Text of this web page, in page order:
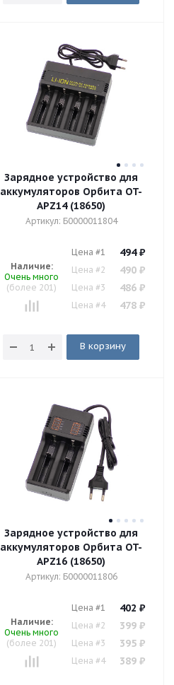
Зарядное устройство для
аккумуляторов Орбита OT-
APZ14 (18650)
Артикул: Б0000011804
Наличие:
Очень много
(более 201)
Цена #1 494₽
Цена #2 490 ₽
Цена #3 486 ₽
Цена #4 478 ₽
В корзину
Зарядное устройство для
аккумуляторов Орбита OT-
APZ16 (18650)
Артикул: Б0000011806
Наличие:
Очень много
(более 201)
Цена #1 402 ₽
Цена #2 399 ₽
Цена #3 395 ₽
Цена #4 389 ₽